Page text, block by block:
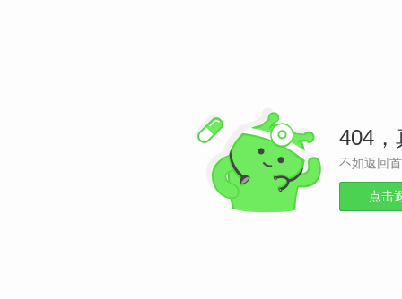
404，
不如返回
点击